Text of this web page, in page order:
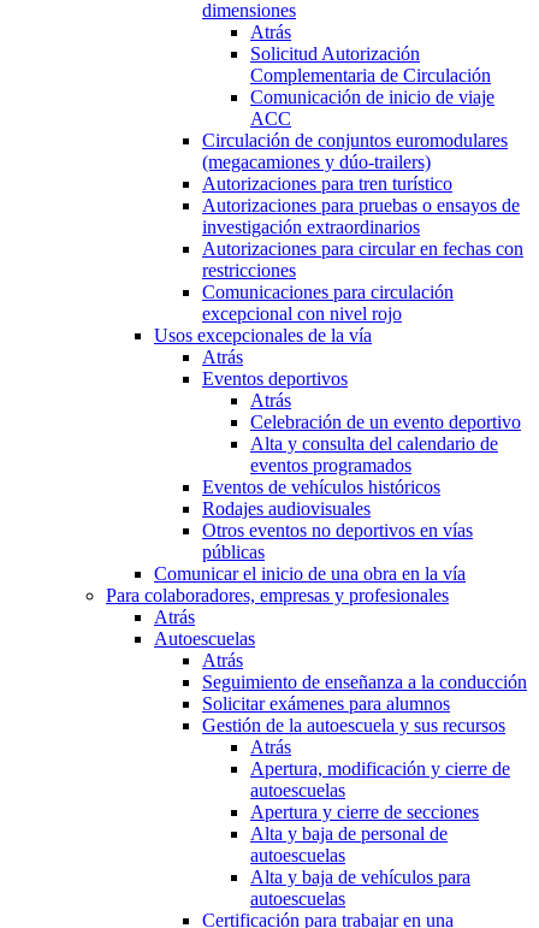
dimensiones
Atrás
Solicitud Autorización
Complementaria de Circulación
Comunicación de inicio de viaje
ACC
Circulación de conjuntos euromodulares
(megacamiones y dúo-trailers)
Autorizaciones para tren turístico
Autorizaciones para pruebas o ensayos de
investigación extraordinarios
Autorizaciones para circular en fechas con
restricciones
Comunicaciones para circulación
excepcional con nivel rojo
Usos excepcionales de la vía
Atrás
Eventos deportivos
Atrás
Celebración de un evento deportivo
Alta y consulta del calendario de
eventos programados
Eventos de vehículos históricos
Rodajes audiovisuales
Otros eventos no deportivos en vías
públicas
Comunicar el inicio de una obra en la vía
Para colaboradores, empresas y profesionales
Atrás
Autoescuelas
Atrás
Seguimiento de enseñanza a la conducción
Solicitar exámenes para alumnos
Gestión de la autoescuela y sus recursos
Atrás
Apertura, modificación y cierre de
autoescuelas
Apertura y cierre de secciones
Alta y baja de personal de
autoescuelas
Alta y baja de vehículos para
autoescuelas
Certificación para trabajar en una